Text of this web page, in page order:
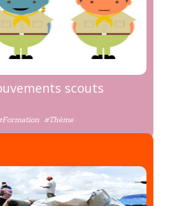
scouts
#Thème